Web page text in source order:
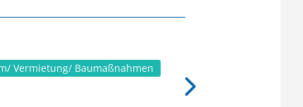
Vermietung/ Baumaßnahmen